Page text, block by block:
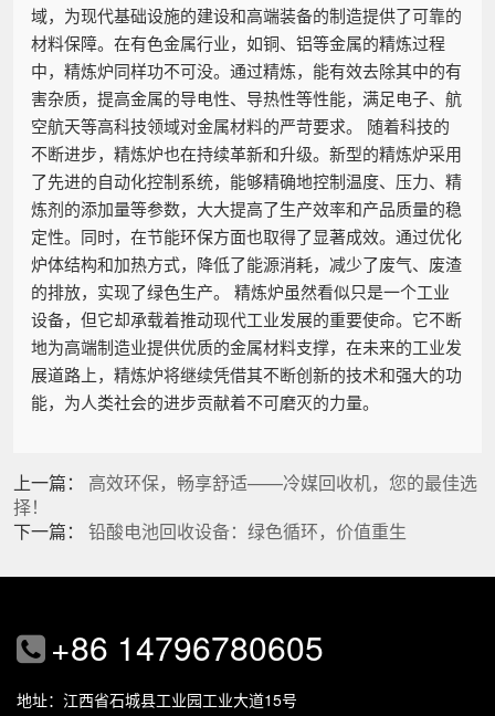
域，为现代基础设施的建设和高端装备的制造提供了可靠的
材料保障。在有色金属行业，如铜、铝等金属的精炼过程
中，精炼炉同样功不可没。通过精炼，能有效去除其中的有
害杂质，提高金属的导电性、导热性等性能，满足电子、航
空航天等高科技领域对金属材料的严苛要求。 随着科技的
不断进步，精炼炉也在持续革新和升级。新型的精炼炉采用
了先进的自动化控制系统，能够精确地控制温度、压力、精
炼剂的添加量等参数，大大提高了生产效率和产品质量的稳
定性。同时，在节能环保方面也取得了显著成效。通过优化
炉体结构和加热方式，降低了能源消耗，减少了废气、废渣
的排放，实现了绿色生产。 精炼炉虽然看似只是一个工业
设备，但它却承载着推动现代工业发展的重要使命。它不断
地为高端制造业提供优质的金属材料支撑，在未来的工业发
展道路上，精炼炉将继续凭借其不断创新的技术和强大的功
能，为人类社会的进步贡献着不可磨灭的力量。
上一篇： 高效环保，畅享舒适——冷媒回收机，您的最佳选
择！
下一篇： 铅酸电池回收设备：绿色循环，价值重生
+86 14796780605
地址：江西省石城县工业园工业大道15号